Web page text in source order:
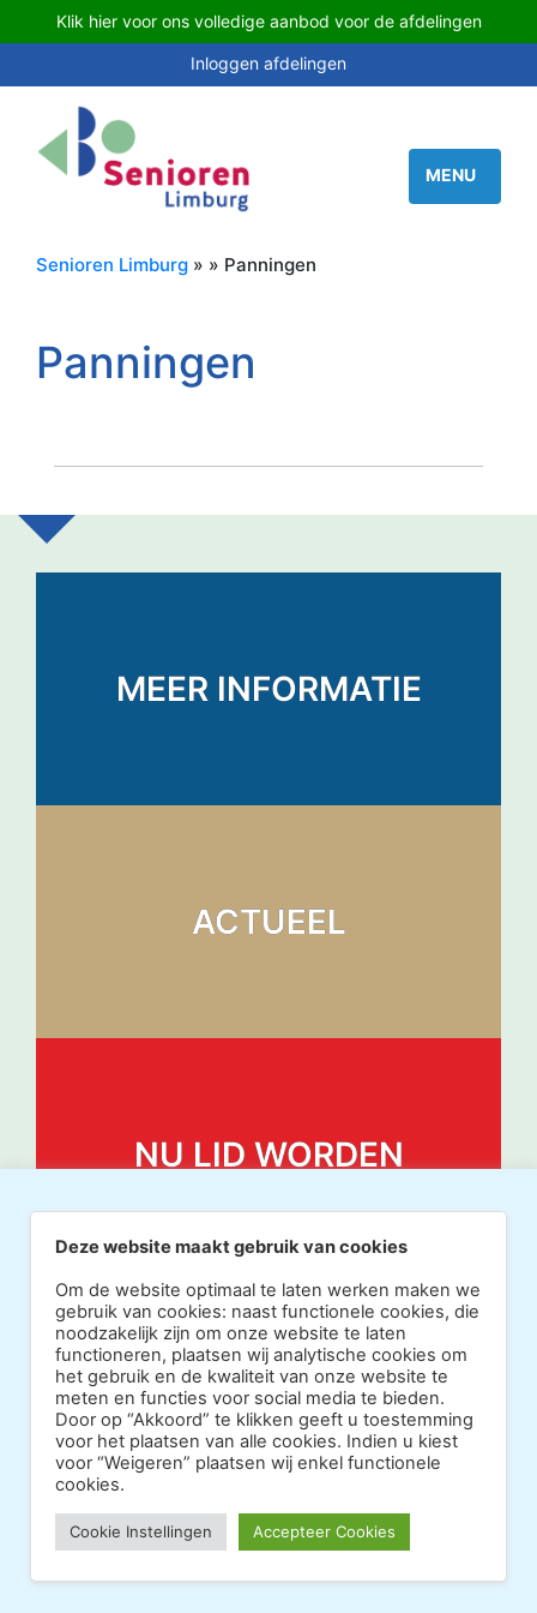
Klik hier voor ons volledige aanbod voor de afdelingen
Inloggen afdelingen
Senioren Limburg » » Panningen
Panningen
MEER INFORMATIE
ACTUEEL
NU LID WORDEN
Vormgeving Hoenenenvandooren
· ·
Deze website maakt gebruik van cookies
Om de website optimaal te laten werken maken we
gebruik van cookies: naast functionele cookies, die
noodzakelijk zijn om onze website te laten
functioneren, plaatsen wij analytische cookies om
het gebruik en de kwaliteit van onze website te
meten en functies voor social media te bieden.
Door op “Akkoord” te klikken geeft u toestemming
voor het plaatsen van alle cookies. Indien u kiest
voor “Weigeren” plaatsen wij enkel functionele
cookies.
Cookie Instellingen Accepteer Cookies